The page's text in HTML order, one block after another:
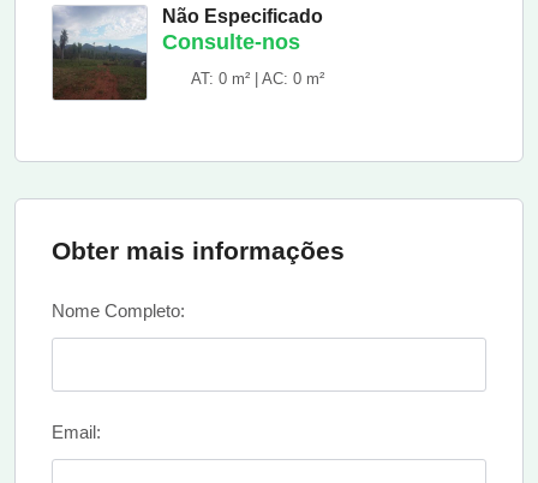
Não Especificado
Consulte-nos
AT: 0 m² | AC: 0 m²
Obter mais informações
Nome Completo:
Email: